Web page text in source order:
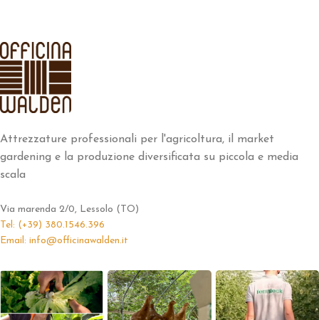
Attrezzature professionali per l'agricoltura, il market
gardening e la produzione diversificata su piccola e media
scala
Via marenda 2/0, Lessolo (TO)
Tel: (+39) 380.1546.396
Email: info@officinawalden.it